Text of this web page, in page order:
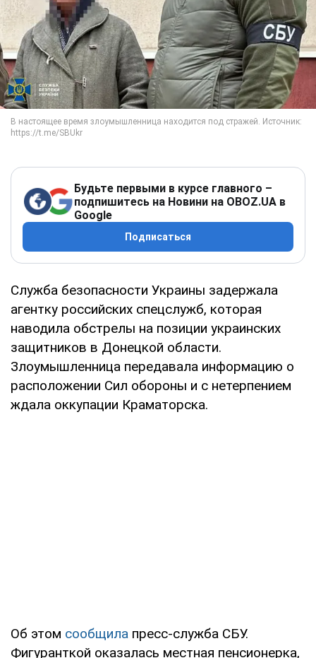
Будьте первыми в курсе главного –
подпишитесь на Новини на OBOZ.UA в
Google
Подписаться
Служба безопасности Украины задержала
агентку российских спецслужб, которая
наводила обстрелы на позиции украинских
защитников в Донецкой области.
Злоумышленница передавала информацию о
расположении Сил обороны и с нетерпением
ждала оккупации Краматорска.
Об этом сообщила пресс-служба СБУ.
Фигуранткой оказалась местная пенсионерка,